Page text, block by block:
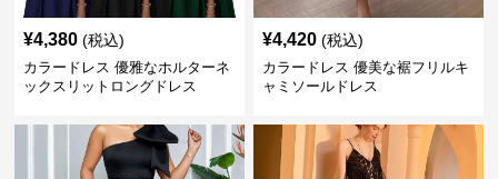
¥4,380 (税込)
カラードレス 優雅なホルターネ
ックスリットロングドレス
¥4,420 (税込)
カラードレス 優美な裾フリルキ
ャミソールドレス